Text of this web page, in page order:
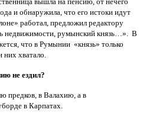
и обнаружила, что его истоки идут
работал, предложил редактору
недвижимости, румынский князь…». В
что в Румынии «князь» только
них хватало.
не ездил?
предков, в Валахию, а в
в Карпатах.